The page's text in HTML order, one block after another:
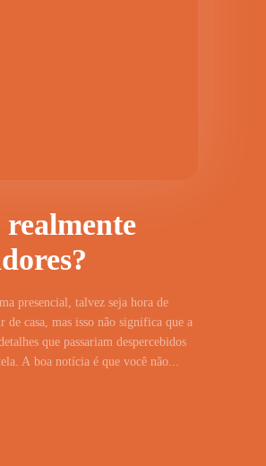
presencial, talvez seja hora de
de casa, mas isso não significa que a
que passariam despercebidos
A boa notícia é que você não...